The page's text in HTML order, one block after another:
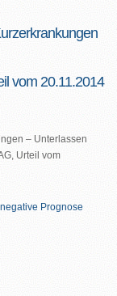
vom 20.11.2014
– Unterlassen
Urteil vom
negative Prognose